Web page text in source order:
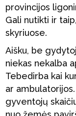
provincijos
Gali nutikti ir
skyriuose.
Aišku, be
niekas nekalba
Tebedirba kai
ar
gyventojų